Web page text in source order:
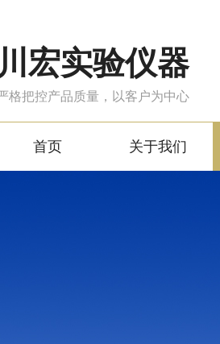
川宏实验仪器
格把控产品质量，以客户为中心
首页 关于我们